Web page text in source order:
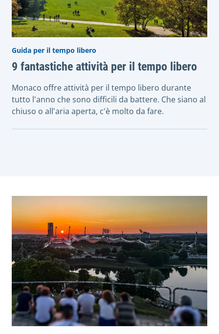
Guida per il tempo libero
9 fantastiche attività per il tempo libero
Monaco offre attività per il tempo libero durante
tutto l'anno che sono difficili da battere. Che siano al
chiuso o all'aria aperta, c'è molto da fare.